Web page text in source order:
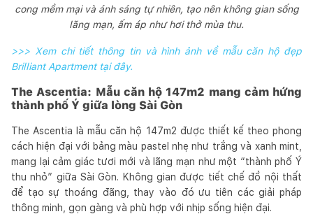
cong mềm mại và ánh sáng tự nhiên, tạo nên không gian sống
lãng mạn, ấm áp như hơi thở mùa thu.
>>> Xem chi tiết thông tin và hình ảnh về mẫu căn hộ đẹp
Brilliant Apartment tại đây.
The Ascentia: Mẫu căn hộ 147m2 mang cảm hứng
thành phố Ý giữa lòng Sài Gòn
The Ascentia là mẫu căn hộ 147m2 được thiết kế theo phong
cách hiện đại với bảng màu pastel nhẹ như trắng và xanh mint,
mang lại cảm giác tươi mới và lãng mạn như một “thành phố Ý
thu nhỏ” giữa Sài Gòn. Không gian được tiết chế đồ nội thất
để tạo sự thoáng đãng, thay vào đó ưu tiên các giải pháp
thông minh, gọn gàng và phù hợp với nhịp sống hiện đại.